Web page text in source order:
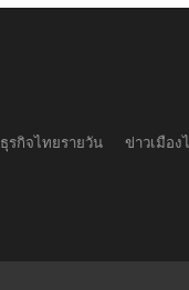
ธุรกิจไทยรายวัน ข่าวเมือง